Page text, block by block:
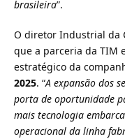
brasileira”.
O diretor Industrial da
que a parceria da TIM
estratégico da
2025. “A expansão dos
porta de oportunidade
mais tecnologia
operacional da linha